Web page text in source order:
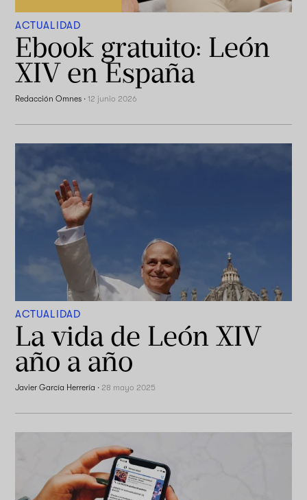
ACTUALIDAD
Ebook gratuito: León
XIV en España
Redacción Omnes ·12 junio 2026
ACTUALIDAD
La vida de León XIV
año a año
Javier García Herrería · 28 mayo 2025